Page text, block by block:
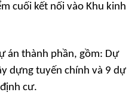
cuối kết nối vào Khu kinh
án thành phần, gồm: Dự
dựng tuyến chính và 9 dự
cư.